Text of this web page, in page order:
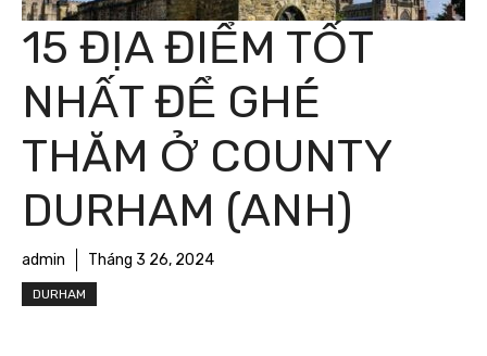
15 ĐỊA ĐIỂM TỐT
NHẤT ĐỂ GHÉ
THĂM Ở COUNTY
DURHAM (ANH)
admin Tháng 3 26, 2024
DURHAM